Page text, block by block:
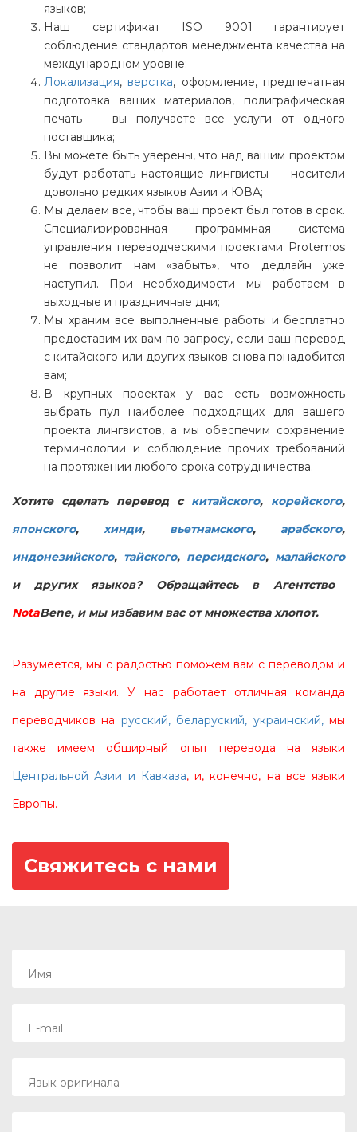
языков;
Наш сертификат ISO 9001 гарантирует
соблюдение стандартов менеджмента качества на
международном уровне;
Локализация, верстка, оформление, предпечатная
подготовка ваших материалов, полиграфическая
печать — вы получаете все услуги от одного
поставщика;
Вы можете быть уверены, что над вашим проектом
будут работать настоящие лингвисты — носители
довольно редких языков Азии и ЮВА;
Мы делаем все, чтобы ваш проект был готов в срок.
Специализированная программная система
управления переводческими проектами Protemos
не позволит нам «забыть», что дедлайн уже
наступил. При необходимости мы работаем в
выходные и праздничные дни;
Мы храним все выполненные работы и бесплатно
предоставим их вам по запросу, если ваш перевод
с китайского или других языков снова понадобится
вам;
В крупных проектах у вас есть возможность
выбрать пул наиболее подходящих для вашего
проекта лингвистов, а мы обеспечим сохранение
терминологии и соблюдение прочих требований
на протяжении любого срока сотрудничества.
Хотите сделать перевод с китайского, корейского,
японского, хинди, вьетнамского, арабского,
индонезийского, тайского, персидского, малайского
и других языков? Обращайтесь в Агентство
NotaBene, и мы избавим вас от множества хлопот.
Разумеется, мы с радостью поможем вам с переводом и
на другие языки. У нас работает отличная команда
переводчиков на русский, беларуский, украинский,мы
также имеем обширный опыт перевода на языки
Центральной Азии и Кавказа, и, конечно, на все языки
Европы.
Свяжитесь с нами